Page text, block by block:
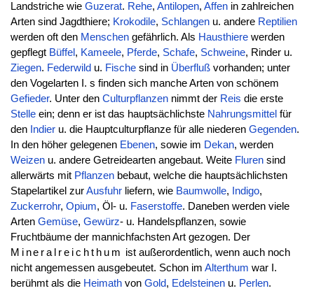
Landstriche wie Guzerat. Rehe, Antilopen, Affenin zahlreichen
Arten sind Jagdthiere; Krokodile, Schlangenu. andere Reptilien
werden oft den Menschengefährlich. Als Hausthierewerden
gepflegt Büffel , Kameele, Pferde, Schafe, Schweine, Rinder u.
Ziegen. Federwild u. Fischesind in Überflußvorhanden; unter
den Vogelarten I. s finden sich manche Arten von schönem
Gefieder. Unter den Culturpflanzennimmt der Reis die erste
Stelleein; denn er ist das hauptsächlichste Nahrungsmittel für
den Indieru. die Hauptculturpflanze für alle niederen Gegenden.
In den höher gelegenen Ebenen, sowie im Dekan, werden
Weizenu. andere Getreidearten angebaut. Weite Flurensind
allerwärts mit Pflanzenbebaut, welche die hauptsächlichsten
Stapelartikel zurAusfuhrliefern, wie Baumwolle, Indigo,
Zuckerrohr, Opium, Öl- u. Faserstoffe. Daneben werden viele
Arten Gemüse, Gewürz- u. Handelspflanzen, sowie
Fruchtbäume der mannichfachsten Art gezogen. Der
Mineralreichthum ist außerordentlich, wenn auch noch
nicht angemessen ausgebeutet. Schon im Alterthum war I.
berühmt als die Heimathvon Gold, Edelsteinenu. Perlen.